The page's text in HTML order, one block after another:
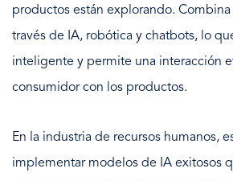
productos están explorando. Combina
través de IA, robótica y chatbots, lo
inteligente y permite una interacción
consumidor con los productos.
En la industria de recursos humanos,
implementar modelos de IA exitosos